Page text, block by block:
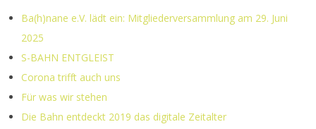
Ba(h)nane e.V. lädt ein: Mitgliederversammlung am 29. Juni
2025
S-BAHN ENTGLEIST
Corona trifft auch uns
Für was wir stehen
Die Bahn entdeckt 2019 das digitale Zeitalter